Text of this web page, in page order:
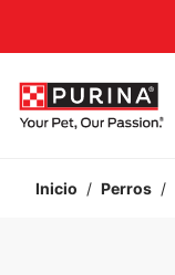
Inicio / Perros /